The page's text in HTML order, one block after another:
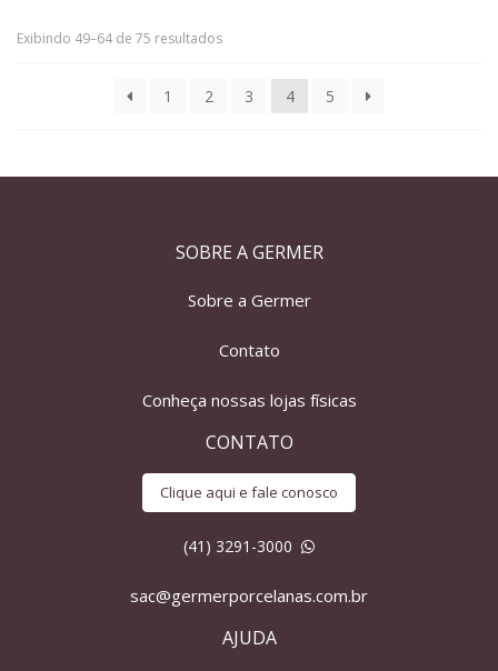
Exibindo 49–64 de 75 resultados
1 2 3 4 5
SOBRE A GERMER
Sobre a Germer
Contato
Conheça nossas lojas físicas
CONTATO
Clique aqui e fale conosco
(41) 3291-3000
sac@germerporcelanas.com.br
AJUDA